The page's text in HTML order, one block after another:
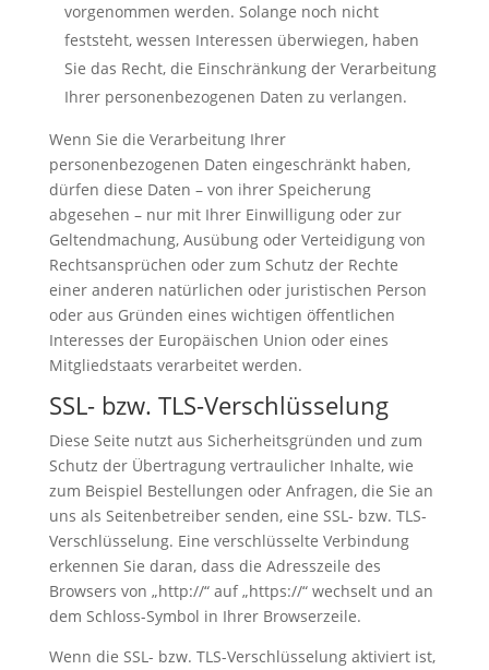
vorgenommen werden. Solange noch nicht
feststeht, wessen Interessen überwiegen, haben
Sie das Recht, die Einschränkung der Verarbeitung
Ihrer personenbezogenen Daten zu verlangen.
Wenn Sie die Verarbeitung Ihrer
personenbezogenen Daten eingeschränkt haben,
dürfen diese Daten – von ihrer Speicherung
abgesehen – nur mit Ihrer Einwilligung oder zur
Geltendmachung, Ausübung oder Verteidigung von
Rechtsansprüchen oder zum Schutz der Rechte
einer anderen natürlichen oder juristischen Person
oder aus Gründen eines wichtigen öffentlichen
Interesses der Europäischen Union oder eines
Mitgliedstaats verarbeitet werden.
SSL- bzw. TLS-Verschlüsselung
Diese Seite nutzt aus Sicherheitsgründen und zum
Schutz der Übertragung vertraulicher Inhalte, wie
zum Beispiel Bestellungen oder Anfragen, die Sie an
uns als Seitenbetreiber senden, eine SSL- bzw. TLS-
Verschlüsselung. Eine verschlüsselte Verbindung
erkennen Sie daran, dass die Adresszeile des
Browsers von „http://“ auf „https://“ wechselt und an
dem Schloss-Symbol in Ihrer Browserzeile.
Wenn die SSL- bzw. TLS-Verschlüsselung aktiviert ist,